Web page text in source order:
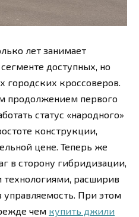
лет занимает
доступных, но
городских кроссоверов.
продолжением первого
статус «народного»
конструкции,
цене. Теперь же
в сторону гибридизации,
расширив
При этом
чем купить джили